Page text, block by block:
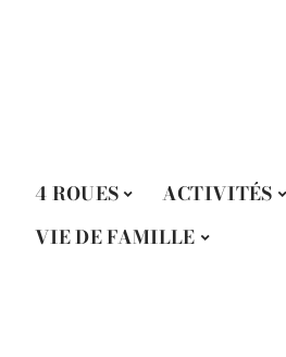
4 ROUES ACTIVITÉS
VIE DE FAMILLE